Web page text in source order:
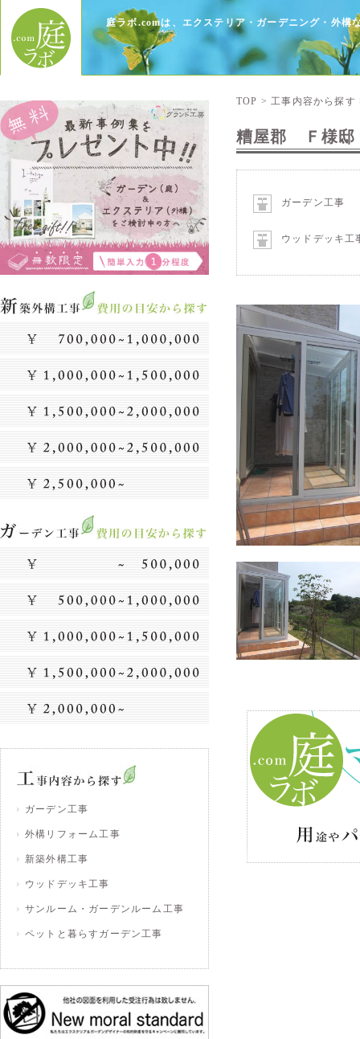
庭ラボ.comは、エクステリア・ガーデニング・外構
ガーデン工事
外構リフォーム工事
新築外構工事
ウッドデッキ工事
サンルーム・ガーデンルーム工事
ペットと暮らすガーデン工事
TOP >工事内容から探す
糟屋郡 Ｆ様
ガーデン工事
ウッドデッキ工